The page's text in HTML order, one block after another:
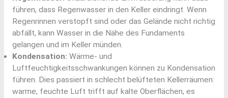
führen, dass Regenwasser in den Keller eindringt. Wenn
Regenrinnen verstopft sind oder das Gelände nicht richtig
abfällt, kann Wasser in die Nähe des Fundaments
gelangen und im Keller münden.
Kondensation: Wärme- und
Luftfeuchtigkeitsschwankungen können zu Kondensation
führen. Dies passiert in schlecht belüfteten Kellerräumen:
warme, feuchte Luft trifft auf kalte Oberflächen, es